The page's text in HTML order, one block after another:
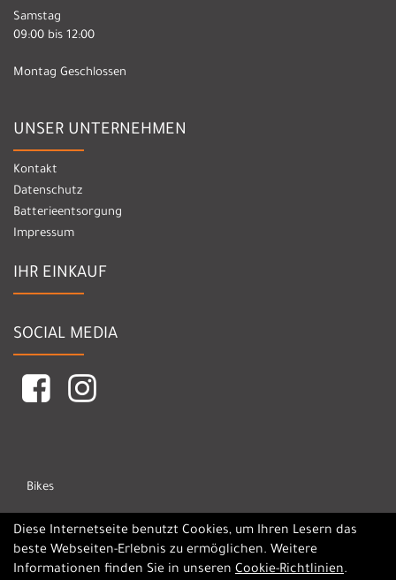
Samstag
09:00 bis 12:00
Montag Geschlossen
UNSER UNTERNEHMEN
Kontakt
Datenschutz
Batterieentsorgung
Impressum
IHR EINKAUF
SOCIAL MEDIA
Bikes
Marken
Diese Internetseite benutzt Cookies, um Ihren Lesern das
beste Webseiten-Erlebnis zu ermöglichen. Weitere
Informationen finden Sie in unseren Cookie-Richtlinien.